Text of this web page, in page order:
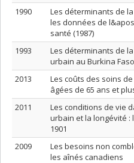
1990
Les déterminants de
les données de
santé (1987)
1993
Les déterminants de
urbain au Burkina
2013
Les coûts des soins
âgées de 65 ans et
2011
Les conditions de vie
urbain et la longévité :
1901
2009
Les besoins non
les aînés canadiens